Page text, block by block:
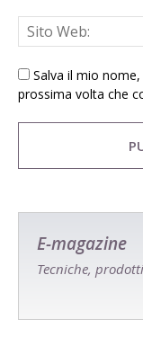
Salva il mio
prossima volta che
E-magazine
Tecniche,